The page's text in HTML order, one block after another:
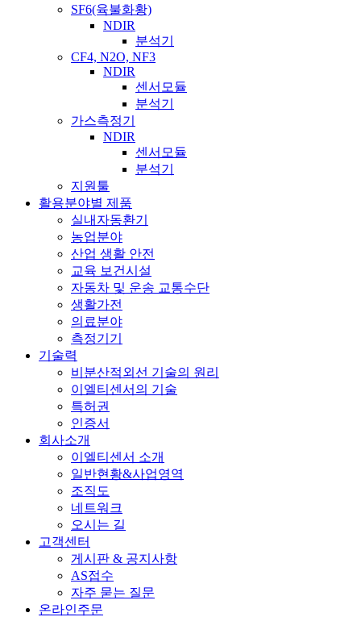
SF6(육불화황)
NDIR
분석기
CF4, N2O, NF3
NDIR
센서모듈
분석기
가스측정기
NDIR
센서모듈
분석기
지원툴
활용분야별 제품
실내자동환기
농업분야
산업 생활 안전
교육 보건시설
자동차 및 운송 교통수단
생활가전
의료분야
측정기기
기술력
비분산적외선 기술의 원리
이엘티센서의 기술
특허권
인증서
회사소개
이엘티센서 소개
일반현황&사업영역
조직도
네트워크
오시는 길
고객센터
게시판 & 공지사항
AS접수
자주 묻는 질문
온라인주문